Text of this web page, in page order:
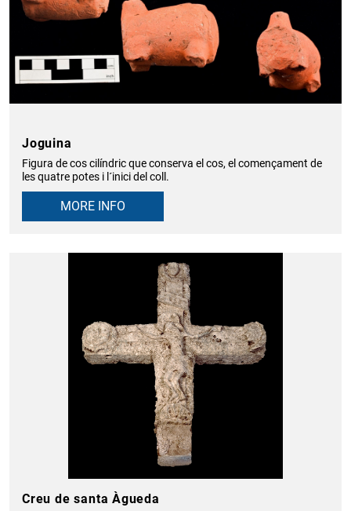
Joguina
Figura de cos cilíndric que conserva el cos, el començament de
les quatre potes i l´inici del coll.
MORE INFO
Creu de santa Àgueda